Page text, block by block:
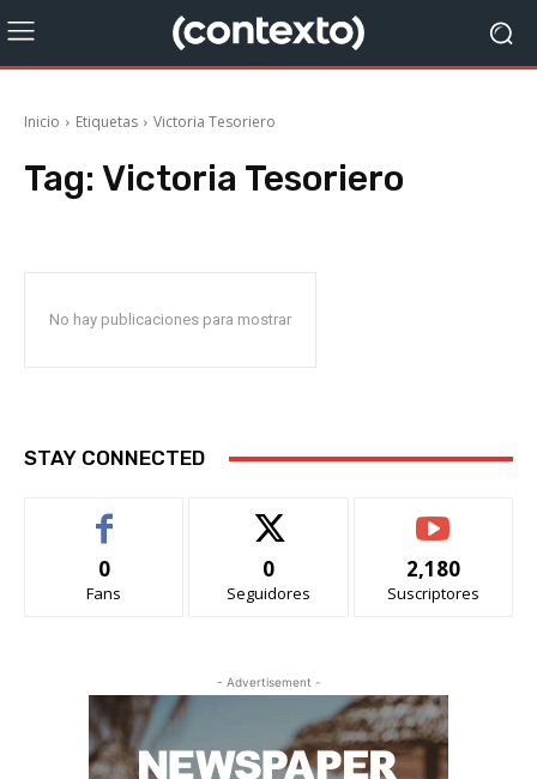
Inicio Etiquetas Victoria Tesoriero
Tag: Victoria Tesoriero
No hay publicaciones para mostrar
STAY CONNECTED
0
Fans
0
Seguidores
2,180
Suscriptores
- Advertisement -